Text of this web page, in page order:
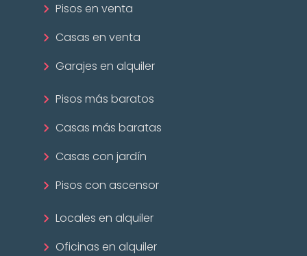
Pisos en venta
Casas en venta
Garajes en alquiler
Pisos más baratos
Casas más baratas
Casas con jardín
Pisos con ascensor
Locales en alquiler
Oficinas en alquiler